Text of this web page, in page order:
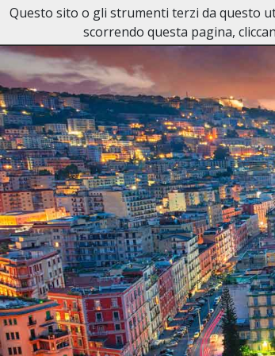
Necrologi Canzanella
Questo sito o gli strumenti terzi da questo
scorrendo questa pagina,